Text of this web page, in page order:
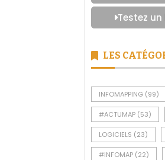
Testez
LES
INFOMAPPING (99)
#ACTUMAP (53)
LOGICIELS (23)
#INFOMAP (22)